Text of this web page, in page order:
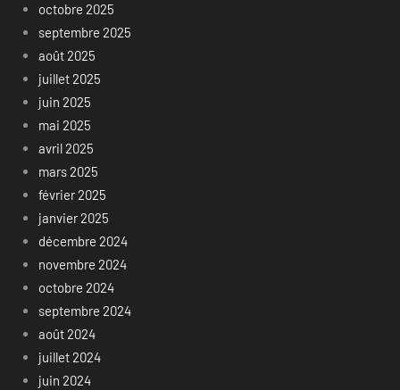
octobre 2025
septembre 2025
août 2025
juillet 2025
juin 2025
mai 2025
avril 2025
mars 2025
février 2025
janvier 2025
décembre 2024
novembre 2024
octobre 2024
septembre 2024
août 2024
juillet 2024
juin 2024